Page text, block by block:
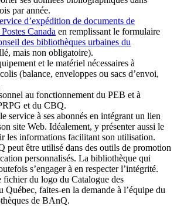
par année.
d’expédition de documents de
Canada en remplissant le formulaire
des bibliothèques urbaines du
mais non obligatoire).
et le matériel nécessaires à
(balance, enveloppes ou sacs d’envoi,
au fonctionnement du PEB et à
et du CBQ.
service à ses abonnés en intégrant un lien
site Web. Idéalement, y présenter aussi le
les informations facilitant son utilisation.
peut être utilisé dans des outils de promotion
personnalisés. La bibliothèque qui
s’engager à en respecter l’intégrité.
fichier du logo du Catalogue des
Québec, faites-en la demande à l’équipe du
de BAnQ.